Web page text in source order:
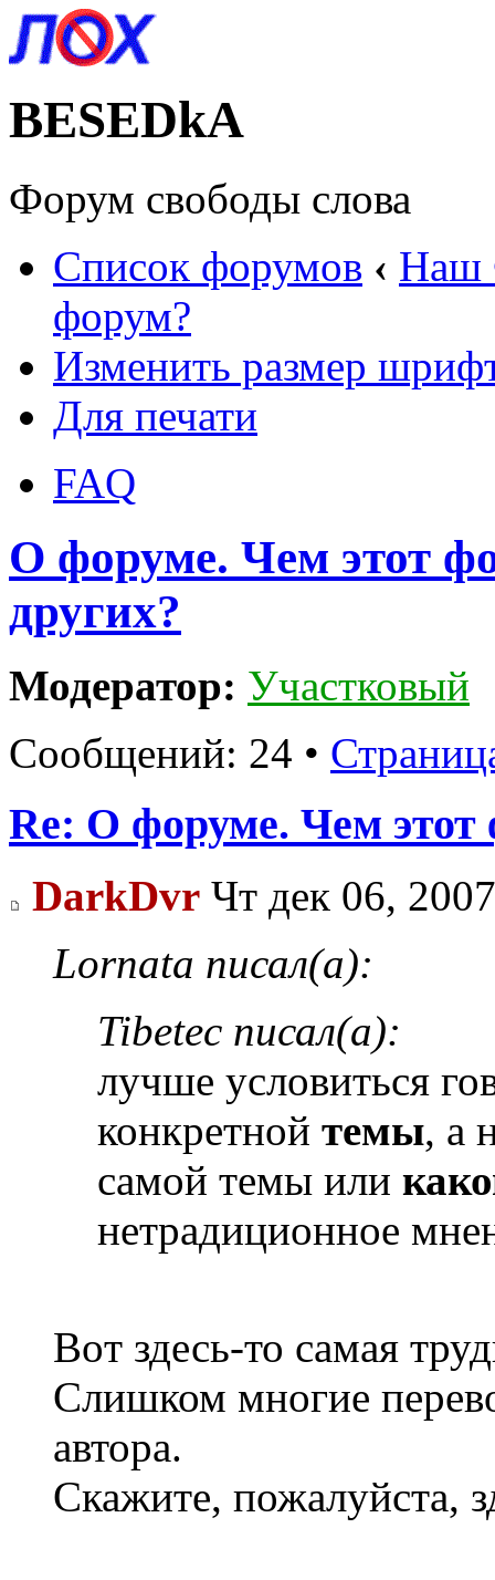
BESEDkA
Форум свободы слова
Список форумов ‹ Наш
форум?
Изменить размер
Для печати
FAQ
О форуме. Чем этот
других?
Модератор: Участковый
Сообщений: 24 •
Re: О форуме. Чем этот
DarkDvr Чт дек 06,
Lornata писал(а):
Tibetec писал(а):
лучше условиться
конкретной темы, а
самой темы или
нетрадиционное
Boт здесь-то самая
Слишком многие
автора.
Скажите, пожалуйста,